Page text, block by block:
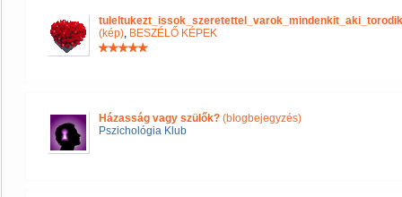
(kép), BESZÉLŐ KÉPEK
Házasság vagy szülők? (blogbejegyzés)
Pszichológia Klub